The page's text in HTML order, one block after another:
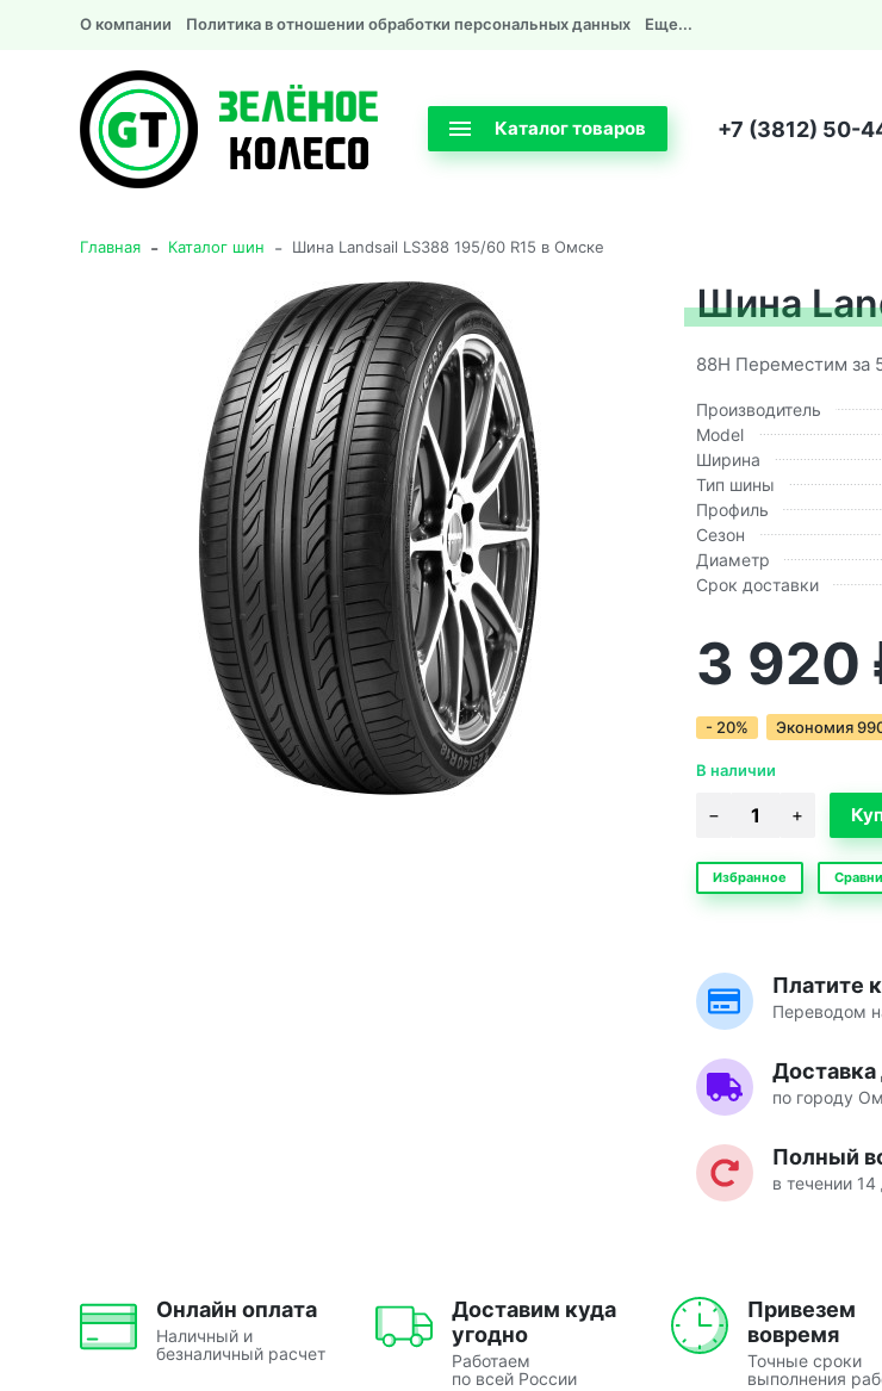
О компании Политика в отношении обработки персональных данных Еще...
Каталог товаров +7 (3812) 50-
Главная - Каталог шин - Шина Landsail LS388 195/60 R15 в Омске
Шина
88H Переместим за
Производитель
Model
Ширина
Тип шины
Профиль
Сезон
Диаметр
Срок доставки
3 920
- 20% Экономия
В наличии
Избранное
Платите
Переводом
Доставка
по городу
Полный
в течении
Онлайн оплата
Наличный и
безналичный расчет
Доставим куда
угодно
Работаем
по всей России
Привезем
вовремя
Точные сроки
выполнения